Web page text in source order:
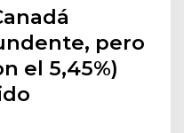
pero
el 5,45%)